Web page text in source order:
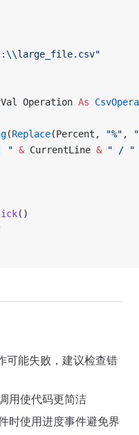
Operation As
(Replace(Percent, "%" ,
" & CurrentLine & " / "
()
可能失败，建议检查错
用使代码更简洁
时使用进度事件避免界